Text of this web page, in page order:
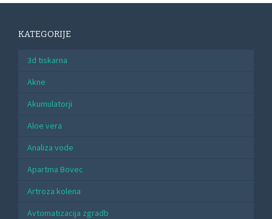
KATEGORIJE
3d tiskarna
Akne
Akumulatorji
Aloe vera
Analiza vode
Apartma Bovec
Artroza kolena
Avtomatizacija zgradb